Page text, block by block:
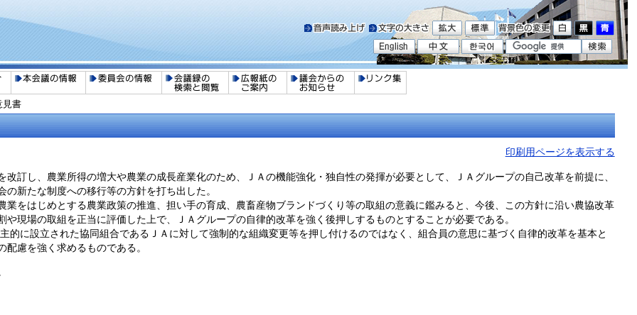
見書
印刷用ページを表示する
し、農業所得の増大や農業の成長産業化のため、ＪＡの機能強化・独自性の発揮が必要として、ＪＡグループの自己改革を前提に、
新たな制度への移行等の方針を打ち出した。
をはじめとする農業政策の推進、担い手の育成、農畜産物ブランドづくり等の取組の意義に鑑みると、今後、この方針に沿い農協改革
現場の取組を正当に評価した上で、ＪＡグループの自律的改革を強く後押しするものとすることが必要である。
に設立された協同組合であるＪＡに対して強制的な組織変更等を押し付けるのではなく、組合員の意思に基づく自律的改革を基本と
慮を強く求めるものである。